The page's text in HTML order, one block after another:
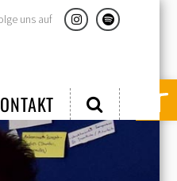
uns auf InstagramSpotify